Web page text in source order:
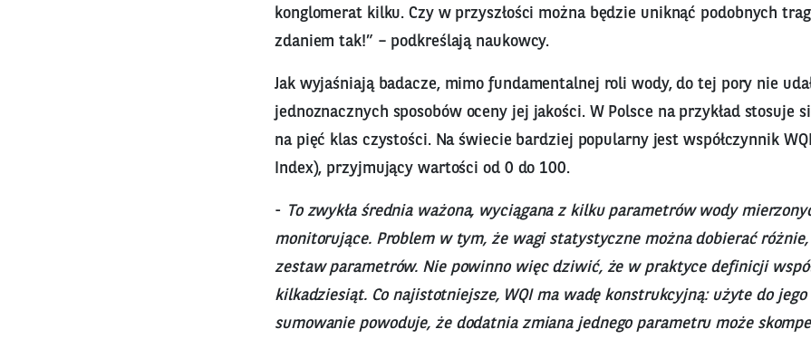
konglomerat kilku. Czy w przyszłości można będzie uniknąć podobnych
zdaniem tak!” – podkreślają naukowcy.
Jak wyjaśniają badacze, mimo fundamentalnej roli wody, do tej pory nie
jednoznacznych sposobów oceny jej jakości. W Polsce na przykład stosuje
na pięć klas czystości. Na świecie bardziej popularny jest współczynnik
Index), przyjmujący wartości od 0 do 100.
- To zwykła średnia ważona, wyciągana z kilku parametrów wody
monitorujące. Problem w tym, że wagi statystyczne można dobierać
zestaw parametrów. Nie powinno więc dziwić, że w praktyce definicji
kilkadziesiąt. Co najistotniejsze, WQI ma wadę konstrukcyjną: użyte do
sumowanie powoduje, że dodatnia zmiana jednego parametru może